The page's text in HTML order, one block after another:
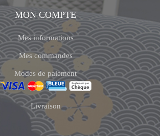
MON COMPTE
Mes informations
Mes commandes
Modes de paiement
Livraison